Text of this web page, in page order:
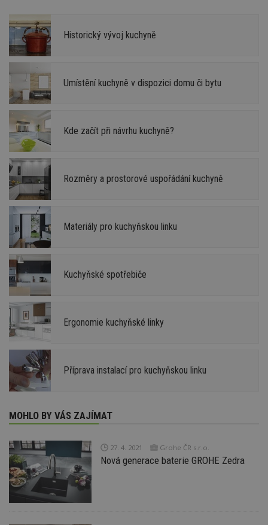
Historický vývoj kuchyně
Umístění kuchyně v dispozici domu či bytu
Kde začít při návrhu kuchyně?
Rozměry a prostorové uspořádání kuchyně
Materiály pro kuchyňskou linku
Kuchyňské spotřebiče
Ergonomie kuchyňské linky
Příprava instalací pro kuchyňskou linku
MOHLO BY VÁS ZAJÍMAT
27. 4. 2021 Grohe ČR s.r.o.
Nová generace baterie GROHE Zedra